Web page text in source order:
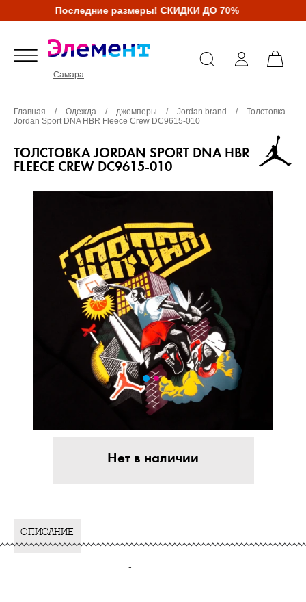
Последние размеры! СКИДКИ ДО 70%
Самара
Главная / Одежда / джемперы / Jordan brand /
Толстовка
Jordan Sport DNA HBR Fleece Crew DC9615-010
ТОЛСТОВКА JORDAN SPORT DNA HBR
FLEECE CREW DC9615-010
Нет в наличии
ОПИСАНИЕ
-